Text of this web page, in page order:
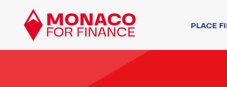
PLACE